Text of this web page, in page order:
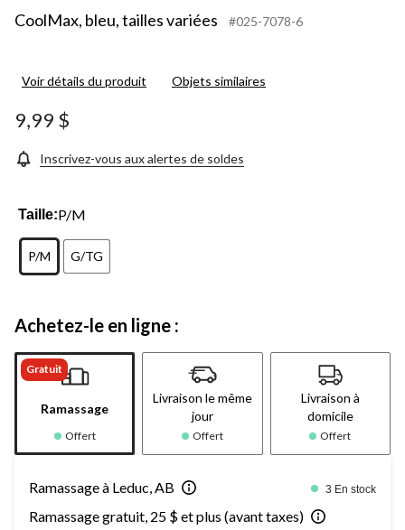
CoolMax, bleu, tailles variées
#025-7078-6
Voir détails du produit Objets similaires
9,99 $
Inscrivez-vous aux alertes de soldes
Taille:P/M
P/M G/TG
Achetez-le en ligne :
Gratuit
Ramassage
Offert
Livraison le même
jour
Offert
Livraison à
domicile
Offert
Ramassage à Leduc, AB 3 En stock
Ramassage gratuit, 25 $ et plus (avant taxes)